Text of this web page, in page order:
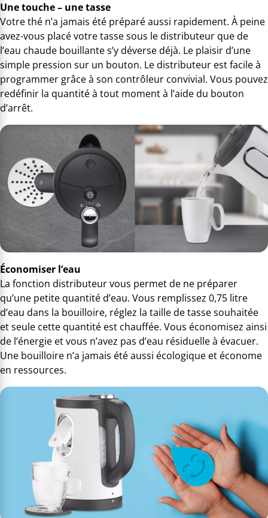
Une touche – une tasse
Votre thé n’a jamais été préparé aussi rapidement. À peine
avez-vous placé votre tasse sous le distributeur que de
l’eau chaude bouillante s’y déverse déjà. Le plaisir d’une
simple pression sur un bouton. Le distributeur est facile à
programmer grâce à son contrôleur convivial. Vous pouvez
redéfinir la quantité à tout moment à l’aide du bouton
d’arrêt.
Économiser l’eau
La fonction distributeur vous permet de ne préparer
qu’une petite quantité d’eau. Vous remplissez 0,75 litre
d’eau dans la bouilloire, réglez la taille de tasse souhaitée
et seule cette quantité est chauffée. Vous économisez ainsi
de l’énergie et vous n’avez pas d’eau résiduelle à évacuer.
Une bouilloire n’a jamais été aussi écologique et économe
en ressources.